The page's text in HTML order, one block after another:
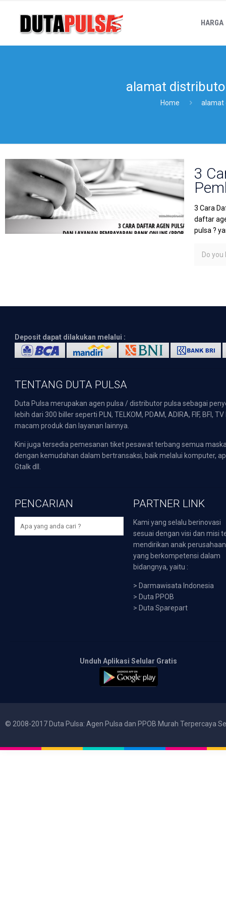
HARGA
alamat
Home alamat
3
3 Cara
daftar
pulsa ?
Do you
Deposit dapat dilakukan melalui :
TENTANG DUTA PULSA
Duta Pulsa merupakan agen pulsa / distributor pulsa sebagai
lebih dari 300 biller seperti PLN, TELKOM, PDAM, ADIRA, FIF,
macam produk dan layanan lainnya.
Kini juga tersedia pemesanan tiket pesawat terbang semua
dengan kemudahan dalam bertransaksi, baik melalui komputer,
Gtalk dll.
PENCARIAN PARTNER LINK
Kami yang selalu berinovasi
sesuai dengan visi dan misi
mendirikan anak perusahaan
yang berkompetensi dalam
bidangnya, yaitu :
> Darmawisata Indonesia
> Duta PPOB
> Duta Sparepart
Unduh Aplikasi Selular Gratis
© 2008-2017 Duta Pulsa: Agen Pulsa dan PPOB Murah Terpercaya